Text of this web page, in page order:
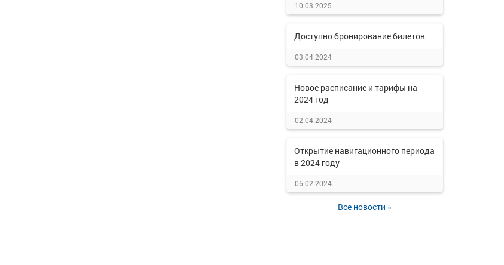
10.03.2025
Доступно бронирование билетов
03.04.2024
Новое расписание и тарифы на
2024 год
02.04.2024
Открытие навигационного периода
в 2024 году
06.02.2024
Все новости »